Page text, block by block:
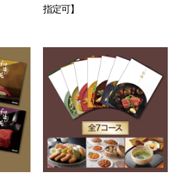
指定可】